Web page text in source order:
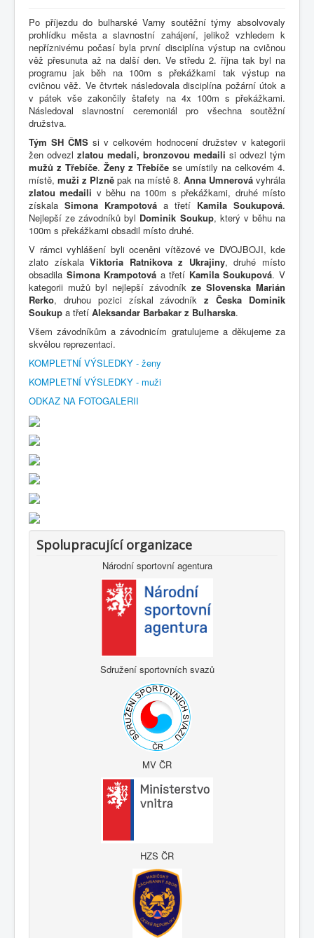
Po příjezdu do bulharské Varny soutěžní týmy absolvovaly
prohlídku města a slavnostní zahájení, jelikož vzhledem k
nepříznivému počasí byla první disciplína výstup na cvičnou
věž přesunuta až na další den. Ve středu 2. října tak byl na
programu jak běh na 100m s překážkami tak výstup na
cvičnou věž. Ve čtvrtek následovala disciplína požární útok a
v pátek vše zakončily štafety na 4x 100m s překážkami.
Následoval slavnostní ceremoniál pro všechna soutěžní
družstva.
Tým SH ČMS si v celkovém hodnocení družstev v kategorii
žen odvezl zlatou medali, bronzovou medaili si odvezl tým
mužů z Třebíče. Ženy z Třebíče se umístily na celkovém 4.
místě, muži z Plzně pak na místě 8. Anna Umnerová vyhrála
zlatou medaili v běhu na 100m s překážkami, druhé místo
získala Simona Krampotová a třetí Kamila Soukupová.
Nejlepší ze závodníků byl Dominik Soukup, který v běhu na
100m s překážkami obsadil místo druhé.
V rámci vyhlášení byli oceněni vítězové ve DVOJBOJI, kde
zlato získalaViktoria Ratnikova z Ukrajiny, druhé místo
obsadila Simona Krampotová a třetí Kamila Soukupová. V
kategorii mužů byl nejlepší závodník ze Slovenska Marián
Rerko, druhou pozici získal závodníkz Česka Dominik
Soukup a třetí Aleksandar Barbakar z Bulharska.
Všem závodníkům a závodnicím gratulujeme a děkujeme za
skvělou reprezentaci.
KOMPLETNÍ VÝSLEDKY - ženy
KOMPLETNÍ VÝSLEDKY - muži
ODKAZ NA FOTOGALERII
Spolupracující organizace
Národní sportovní agentura
Sdružení sportovních svazů
MV ČR
HZS ČR